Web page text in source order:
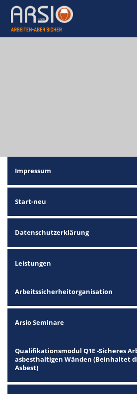
Impressum
Start-neu
Datenschutzerklärung
Leistungen
Arbeitssicherheitorganisation
Arsio Seminare
Qualifikationsmodul Q1E -Sicheres
asbesthaltigen Wänden (Beinhaltet
Asbest)